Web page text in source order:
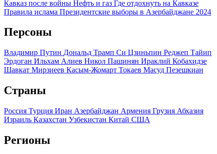
Кавказ после войны Нефть и газ Где отдохнуть на Кавказе
Правила ислама Президентские выборы в Азербайджане 2024
Персоны
Владимир Путин Дональд Трамп Си Цзиньпин Реджеп Тайип
Эрдоган Ильхам Алиев Никол Пашинян Ираклий Кобахидзе
Шавкат Мирзиеев Касым-Жомарт Токаев Масуд Пезешкиан
Страны
Россия Турция Иран Азербайджан Армения Грузия Абхазия
Израиль Казахстан Узбекистан Китай США
Регионы